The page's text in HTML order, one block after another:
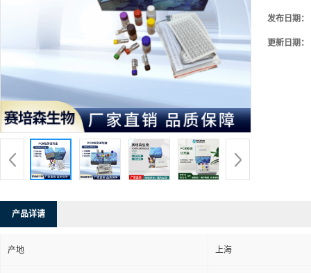
发布日期：
更新日期：
产品详请
产地 上海